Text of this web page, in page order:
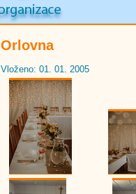
Orlovna
Vloženo: 01. 01. 2005